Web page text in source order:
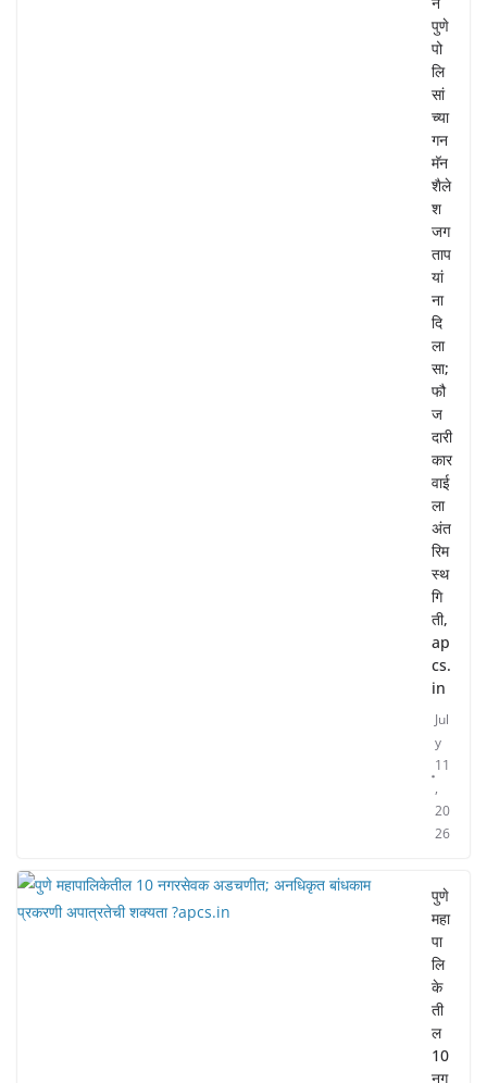
पुणे
पो
लि
सां
च्या
गन
मॅन
शैले
श
जग
ताप
यां
ना
दि
ला
सा;
फौ
ज
दारी
कार
वाई
ला
अंत
रिम
स्थ
गि
ती,
ap
cs.
in
Jul
y
11
,
20
26
पुणे
महा
पा
लि
के
ती
ल
10
नग